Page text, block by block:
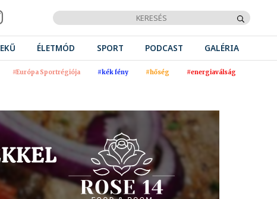
ÉLETMÓD SPORT PODCAST GALÉRIA
#Európa Sportrégiója #kék fény #hőség #energiaválság